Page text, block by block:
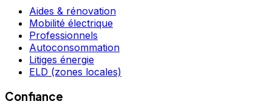
Aides & rénovation
Mobilité électrique
Professionnels
Autoconsommation
Litiges énergie
ELD (zones locales)
Confiance